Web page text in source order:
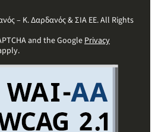
– Κ. Δαρδανός & ΣΙΑ ΕΕ. All Rights
and the GooglePrivacy